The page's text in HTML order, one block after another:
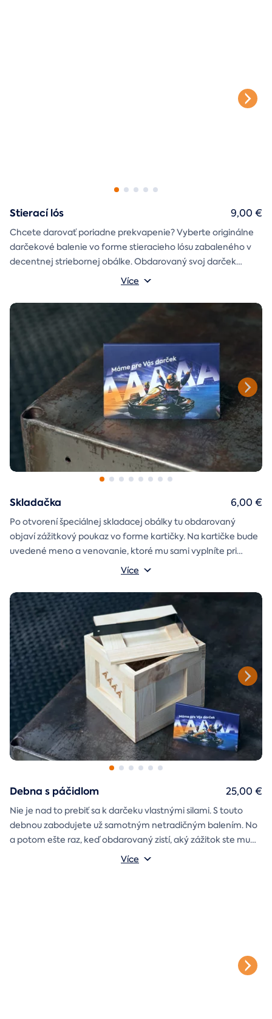
Stierací lós
Chcete darovať poriadne prekvapenie? Vyberte originálne
darčekové balenie vo forme stieracieho lósu zabaleného v
decentnej striebornej obálke. Obdarovaný svoj darček
objaví až po chvíľke napätia počas stierania. Jedno je isté, u
Více
9,00 €
Skladačka
Po otvorení špeciálnej skladacej obálky tu obdarovaný
objaví zážitkový poukaz vo forme kartičky. Na kartičke bude
uvedené meno a venovanie, ktoré mu sami vyplníte pri
Více
6,00 €
Debna s páčidlom
Nie je nad to prebiť sa k darčeku vlastnými silami. S touto
debnou zabodujete už samotným netradičným balením. No
a potom ešte raz, keď obdarovaný zistí, aký zážitok ste mu
darčekovú skladačku
Vonkajšie rozmery: 20 × 20 × 20 cm
Více
25,00 €